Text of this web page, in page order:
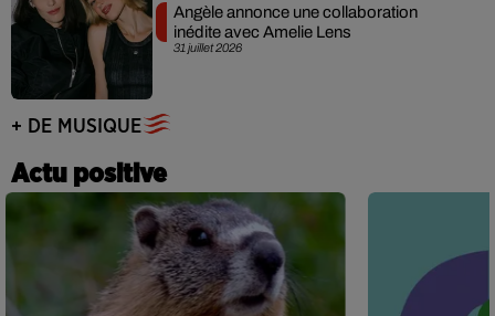
31 juillet 2026
Angèle annonce une collaboration
inédite avec Amelie Lens
+ DE MUSIQUE
Actu positive